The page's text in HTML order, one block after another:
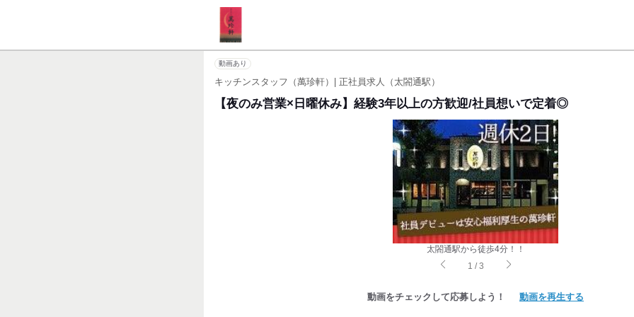
動画あり
キッチンスタッフ（萬珍軒）| 正社員求人（太閤通駅）
【夜のみ営業×日曜休み】経験3年以上の方歓迎/社員想いで定着◎
太閤通駅から徒歩4分！！
1 /3
動画をチェックして応募しよう！ 動画を再生する